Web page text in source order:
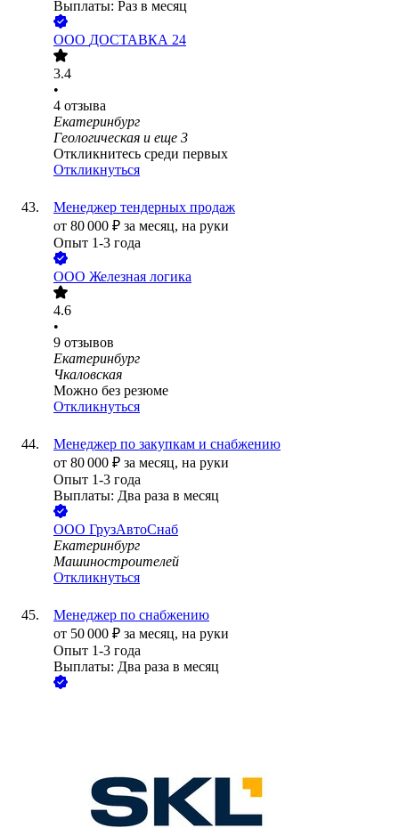
Выплаты: Раз в месяц
ООО ДОСТАВКА 24
3.4
•
4 отзыва
Екатеринбург
Геологическая и еще 3
Откликнитесь среди первых
Откликнуться
Менеджер тендерных продаж
от 80 000 ₽ за месяц, на руки
Опыт 1-3 года
ООО Железная логика
4.6
•
9 отзывов
Екатеринбург
Чкаловская
Можно без резюме
Откликнуться
Менеджер по закупкам и снабжению
от 80 000 ₽ за месяц, на руки
Опыт 1-3 года
Выплаты: Два раза в месяц
ООО ГрузАвтоСнаб
Екатеринбург
Машиностроителей
Откликнуться
Менеджер по снабжению
от 50 000 ₽ за месяц, на руки
Опыт 1-3 года
Выплаты: Два раза в месяц